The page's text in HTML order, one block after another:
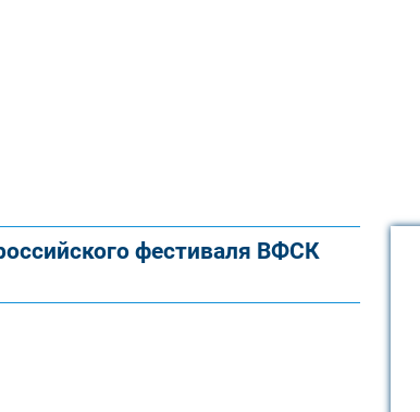
фестиваля ВФСК